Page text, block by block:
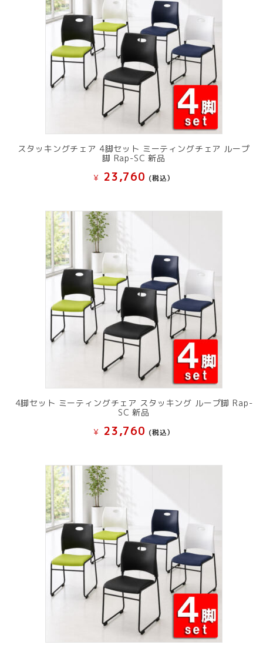
スタッキングチェア 4脚セット ミーティングチェア ループ
脚 Rap-SC 新品
¥ 23,760 (税込）
4脚セット ミーティングチェア スタッキング ループ脚 Rap-
SC 新品
¥ 23,760 (税込）